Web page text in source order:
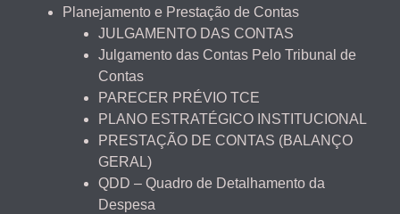
Planejamento e Prestação de Contas
JULGAMENTO DAS CONTAS
Julgamento das Contas Pelo Tribunal de
Contas
PARECER PRÉVIO TCE
PLANO ESTRATÉGICO INSTITUCIONAL
PRESTAÇÃO DE CONTAS (BALANÇO
GERAL)
QDD – Quadro de Detalhamento da
Despesa